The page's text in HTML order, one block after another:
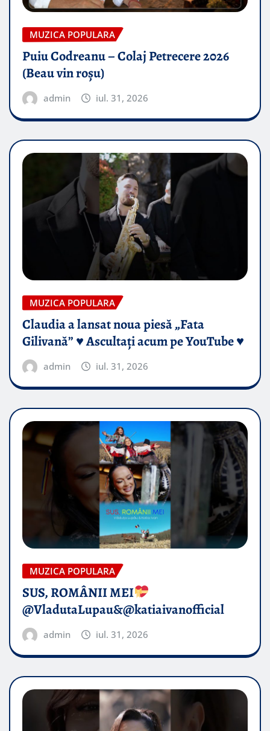
MUZICA POPULARA
Puiu Codreanu – Colaj Petrecere 2026
(Beau vin roșu)
admin iul. 31, 2026
MUZICA POPULARA
Claudia a lansat noua piesă „Fata
Gilivană” ♥️ Ascultați acum pe YouTube ♥️
admin iul. 31, 2026
MUZICA POPULARA
SUS, ROMÂNII MEI
@VladutaLupau&@katiaivanofficial
admin iul. 31, 2026